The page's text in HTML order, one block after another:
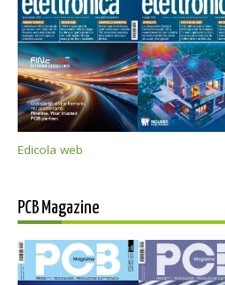
Edicola web
PCB Magazine